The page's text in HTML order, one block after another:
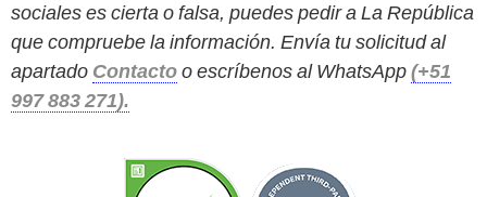
sociales es cierta o falsa, puedes pedir a La República
que compruebe la información. Envía tu solicitud al
apartado Contactoo escríbenos al WhatsApp(+51
997 883 271).